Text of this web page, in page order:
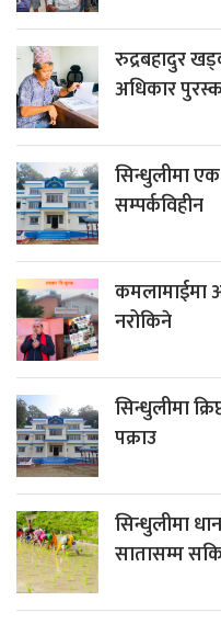
रुद्रबहादुर
अधिकार
सिन्धुलीमा
सम्पर्कविहीन
कमलामाईमा
नरोकिने
सिन्धुलीमा
पक्राउ
सिन्धुलीमा
सातासम्म